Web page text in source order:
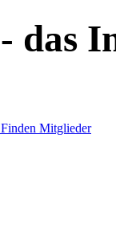
das
Mitglieder